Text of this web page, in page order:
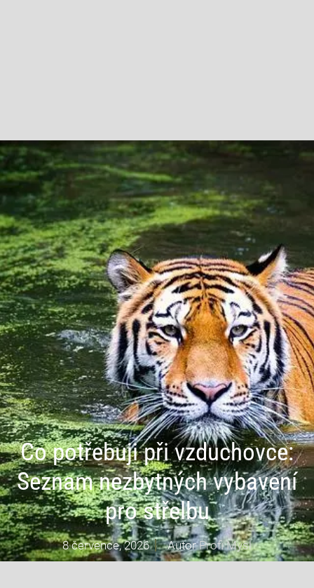
Co potřebuji při vzduchovce:
Seznam nezbytných vybavení
pro střelbu
8 července, 2026 AutorProfi Mysl